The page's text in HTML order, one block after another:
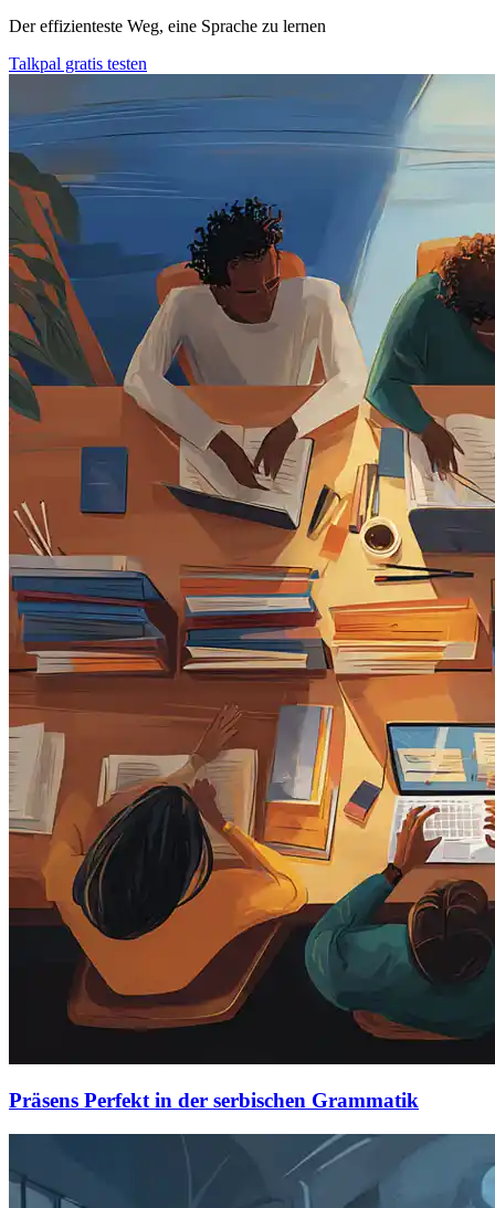
Der effizienteste Weg, eine Sprache zu lernen
Talkpal gratis testen
Präsens Perfekt in der serbischen Grammatik